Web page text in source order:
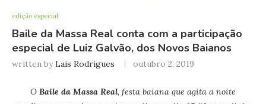
edição especial
Baile da Massa Real conta com a participação
especial de Luiz Galvão, dos Novos Baianos
written byLais Rodrigues outubro 2, 2019
O Baile da Massa Real, festa baiana que agita a noite